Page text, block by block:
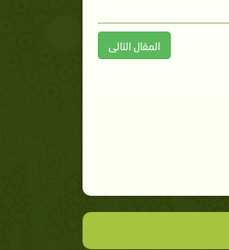
المقال التالى